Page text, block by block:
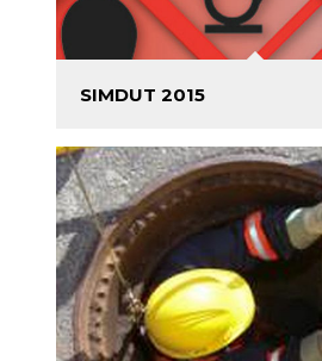
SIMDUT 2015